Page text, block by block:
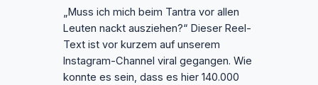
„Muss ich mich beim Tantra vor allen
Leuten nackt ausziehen?“ Dieser Reel-
Text ist vor kurzem auf unserem
Instagram-Channel viral gegangen. Wie
konnte es sein, dass es hier 140.000